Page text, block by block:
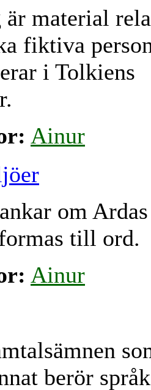
är material
fiktiva
i Tolkiens
Ainur
om Ardas
till ord.
Ainur
berör